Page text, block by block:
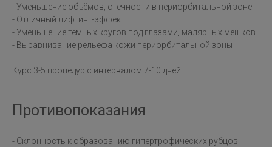
- Уменьшение объёмов, отечности в периорбитальной зоне
- Отличный лифтинг-эффект
- Уменьшение темных кругов под глазами, малярных мешков
- Выравнивание рельефа кожи периорбитальной зоны
Курс 3-5 процедур с интервалом 7-10 дней.
Противопоказания
- Склонность к образованию гипертрофических рубцов